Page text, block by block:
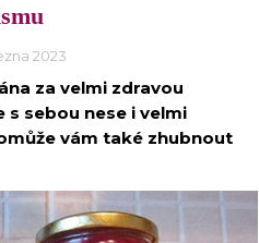
2023
za velmi zdravou
s sebou nese i velmi
vám také zhubnout